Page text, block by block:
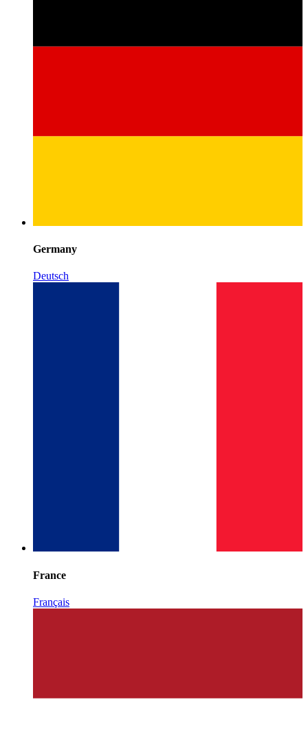
Germany
Deutsch
France
Français